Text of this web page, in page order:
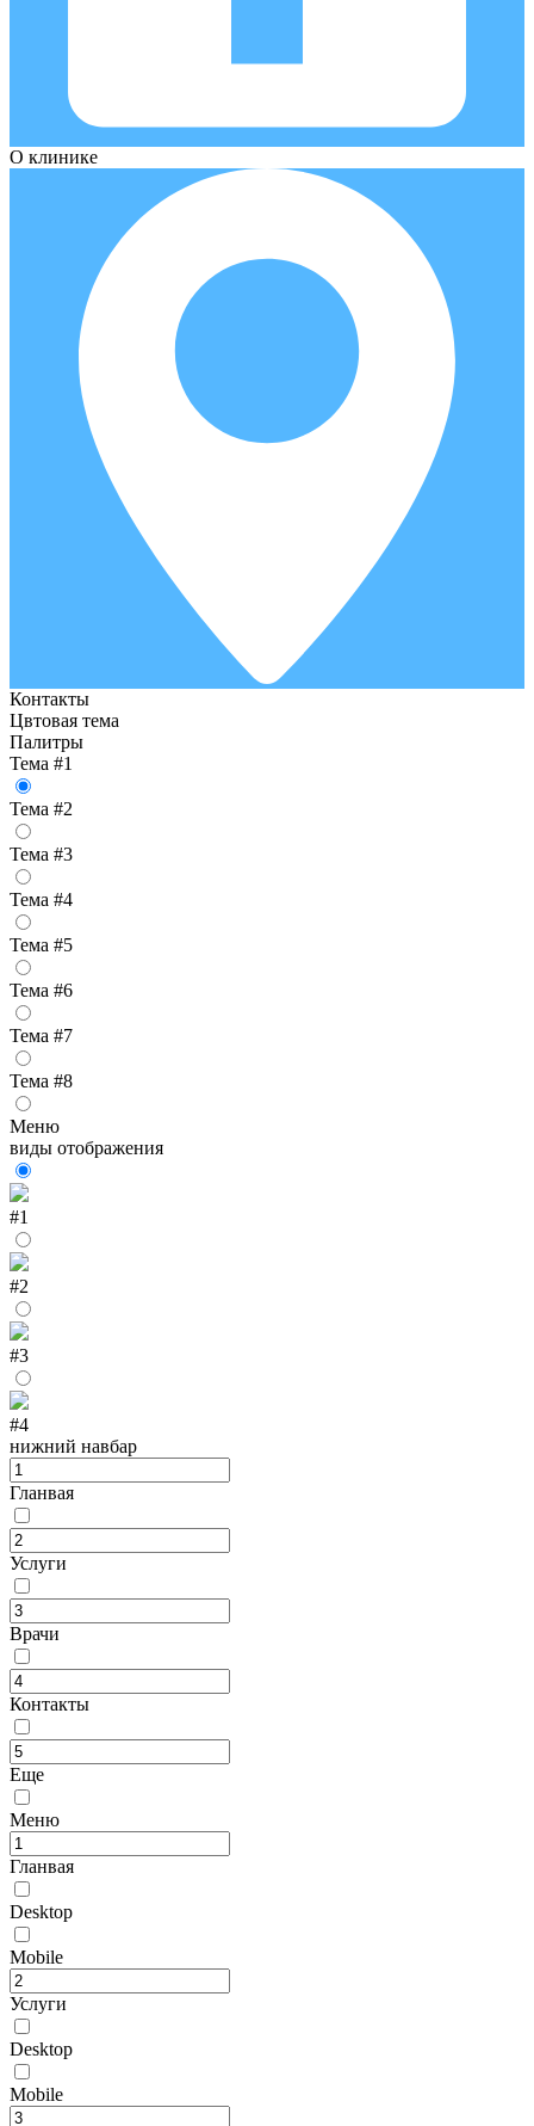
О клинике
Контакты
Цвтовая тема
Палитры
Тема #1
Тема #2
Тема #3
Тема #4
Тема #5
Тема #6
Тема #7
Тема #8
Меню
виды отображения
#1
#2
#3
#4
нижний навбар
Гланвая
Услуги
Врачи
Контакты
Еще
Меню
Гланвая
Desktop
Mobile
Услуги
Desktop
Mobile